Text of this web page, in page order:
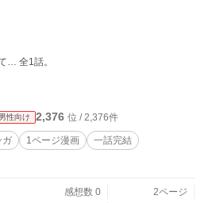
… 全1話。
性向け 2,376 位 / 2,376件
ガ 1ページ漫画
一話完結
感想数 0
2ページ